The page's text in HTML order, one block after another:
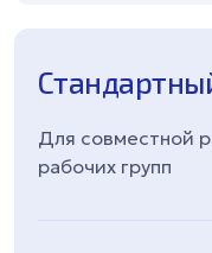
Для совместной
рабочих групп